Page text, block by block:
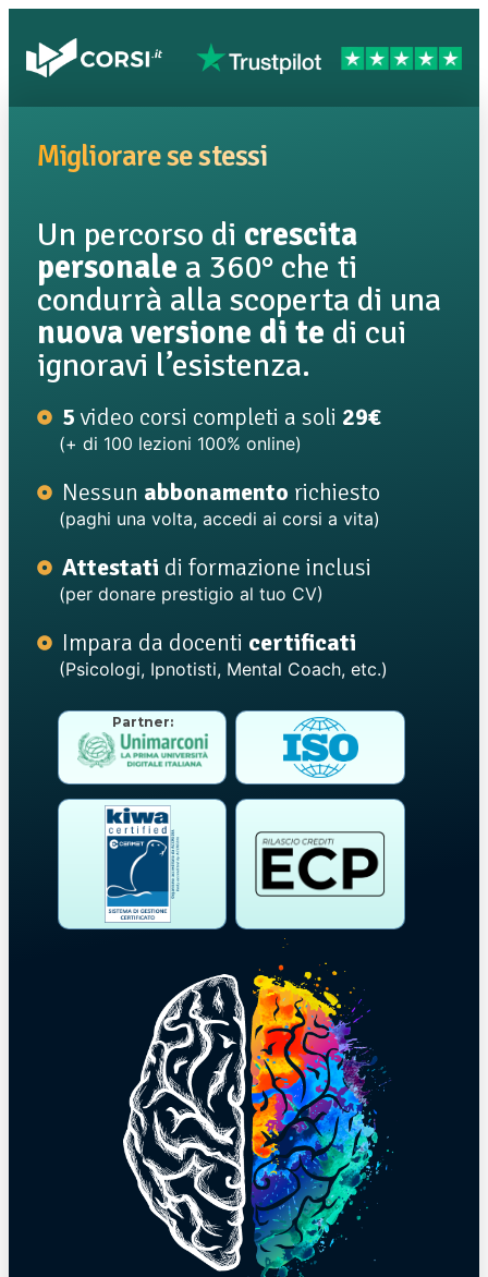
Migliorare se stessi
Un percorso di crescita
personale a 360° che ti
condurrà alla scoperta di una
nuova versione di te di cui
ignoravi l’esistenza.
5 video corsi completi a soli 29€
(+ di 100 lezioni 100% online)
Nessun abbonamento richiesto
(paghi una volta, accedi ai corsi a vita)
Attestati di formazione inclusi
(per donare prestigio al tuo CV)
Impara da docenti certificati
(Psicologi, Ipnotisti, Mental Coach, etc.)
Partner: